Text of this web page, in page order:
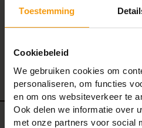
Toestemming
Cookiebeleid
We gebruiken cookies om
personaliseren, om functies
en om ons websiteverkeer te
Ook delen we informatie over
met onze partners voor social
Read article